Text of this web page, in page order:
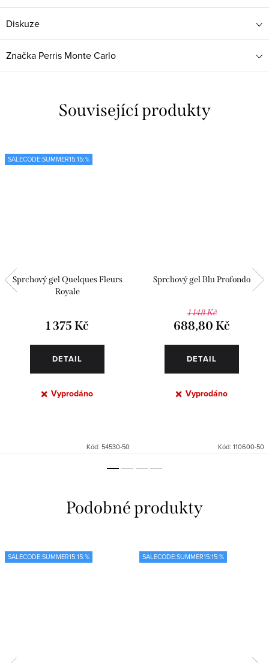
Diskuze
Značka Perris Monte Carlo
Související produkty
SALECODE:SUMMER15:15:%
Sprchový gel Quelques Fleurs
Royale
1 375 Kč
DETAIL
Vyprodáno
Kód: 54530-50
Sprchový gel Blu Profondo
1 148 Kč
688,80 Kč
DETAIL
Vyprodáno
Kód: 110600-50
SALECODE:SUMMER15:15:% SALECODE:SUMMER15:15:%